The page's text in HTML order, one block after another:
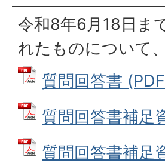
令和8年6月18日ま
れたものについて
質問回答書
質問回答書補足
質問回答書補足